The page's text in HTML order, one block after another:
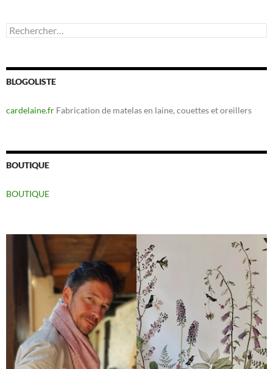
Rechercher :
BLOGOLISTE
cardelaine.fr Fabrication de matelas en laine, couettes et oreillers
BOUTIQUE
BOUTIQUE